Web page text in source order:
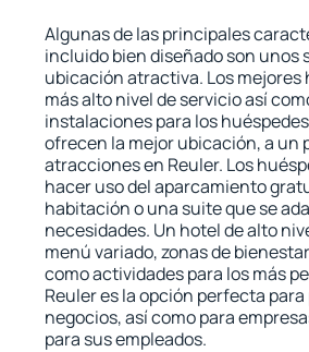
Algunas de las principales
incluido bien diseñado son unos
ubicación atractiva. Los
más alto nivel de servicio así
instalaciones para los
ofrecen la mejor ubicación, a un
atracciones en Reuler. Los
hacer uso del aparcamiento
habitación o una suite que se
necesidades. Un hotel de alto
menú variado, zonas de
como actividades para los más
Reuler es la opción perfecta
negocios, así como para
para sus empleados.